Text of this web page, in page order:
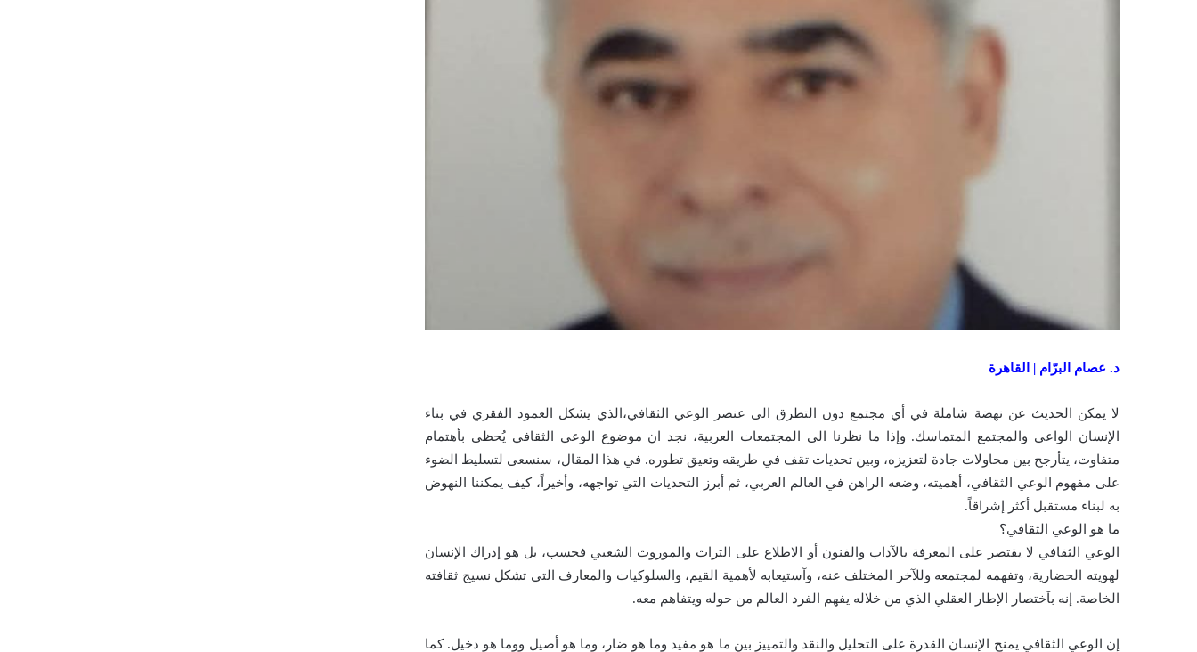
د. عصام البرّام | القاهرة
لا يمكن الحديث عن نهضة شاملة في أي مجتمع دون التطرق الى عنصر الوعي الثقافي،الذي يشكل العمود الفقري في بناء
الإنسان الواعي والمجتمع المتماسك. وإذا ما نظرنا الى المجتمعات العربية، نجد ان موضوع الوعي الثقافي يُحظى بأهتمام
متفاوت، يتأرجح بين محاولات جادة لتعزيزه، وبين تحديات تقف في طريقه وتعيق تطوره. في هذا المقال، سنسعى لتسليط الضوء
على مفهوم الوعي الثقافي، أهميته، وضعه الراهن في العالم العربي، ثم أبرز التحديات التي تواجهه، وأخيراً، كيف يمكننا النهوض
به لبناء مستقبل أكثر إشراقاً.
ما هو الوعي الثقافي؟
الوعي الثقافي لا يقتصر على المعرفة بالآداب والفنون أو الاطلاع على التراث والموروث الشعبي فحسب، بل هو إدراك الإنسان
لهويته الحضارية، وتفهمه لمجتمعه وللآخر المختلف عنه، وآستيعابه لأهمية القيم، والسلوكيات والمعارف التي تشكل نسيج ثقافته
الخاصة. إنه بآختصار الإطار العقلي الذي من خلاله يفهم الفرد العالم من حوله ويتفاهم معه.
إن الوعي الثقافي يمنح الإنسان القدرة على التحليل والنقد والتمييز بين ما هو مفيد وما هو ضار، وما هو أصيل ووما هو دخيل. كما